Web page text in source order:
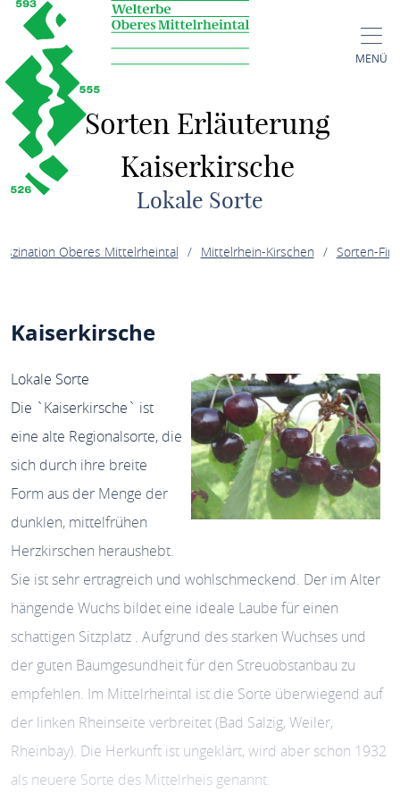
MENÜ
Sorten Erläuterung
Kaiserkirsche
Lokale Sorte
Oberes Mittelrheintal Mittelrhein-Kirschen
Sorten-
Kaiserkirsche
Lokale Sorte
Die `Kaiserkirsche` ist
eine alte Regionalsorte, die
sich durch ihre breite
Form aus der Menge der
dunklen, mittelfrühen
Herzkirschen heraushebt.
Sie ist sehr ertragreich und wohlschmeckend. Der im Alter
hängende Wuchs bildet eine ideale Laube für einen
schattigen Sitzplatz . Aufgrund des starken Wuchses und
der guten Baumgesundheit für den Streuobstanbau zu
empfehlen. Im Mittelrheintal ist die Sorte überwiegend auf
der linken Rheinseite verbreitet (Bad Salzig, Weiler,
Rheinbay). Die Herkunft ist ungeklärt, wird aber schon 1932
als neuere Sorte des Mittelrheis genannt.